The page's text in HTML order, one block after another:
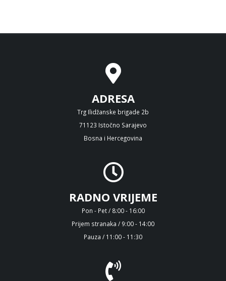
ADRESA
Trg Ilidžanske brigade 2b
71123 Istočno Sarajevo
Bosna i Hercegovina
RADNO VRIJEME
Pon - Pet / 8:00 - 16:00
Prijem stranaka / 9:00 - 14:00
Pauza / 11:00 - 11:30